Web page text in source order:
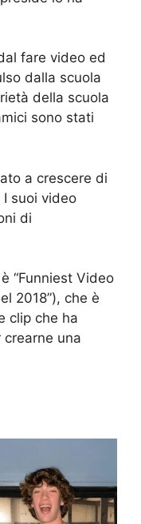
fare video ed
dalla scuola
della scuola
sono stati
a crescere di
suoi video
di
“Funniest Video
2018”), che è
clip che ha
una